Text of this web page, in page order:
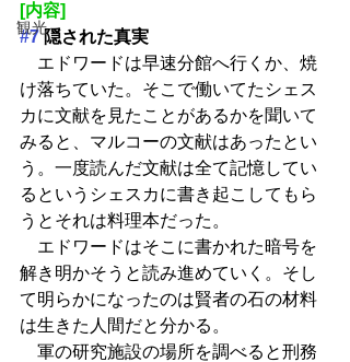
観光
[内容]
#7 隠された真実
エドワードは早速分館へ行くか、焼
け落ちていた。そこで働いてたシェス
カに文献を見たことがあるかを聞いて
みると、マルコーの文献はあったとい
う。一度読んだ文献は全て記憶してい
るというシェスカに書き起こしてもら
うとそれは料理本だった。
エドワードはそこに書かれた暗号を
解き明かそうと読み進めていく。そし
て明らかになったのは賢者の石の材料
は生きた人間だと分かる。
軍の研究施設の場所を調べると刑務